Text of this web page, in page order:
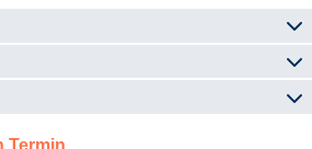
(Kolberg)
Café-Bar, eleganter Speiseraum,
WLAN, mehrere Lifte, Safe an der
Shops, Spielzimmer für Kinder, gepflegte
Hafenstadt und Kurort zugleich. Diese
Termin.